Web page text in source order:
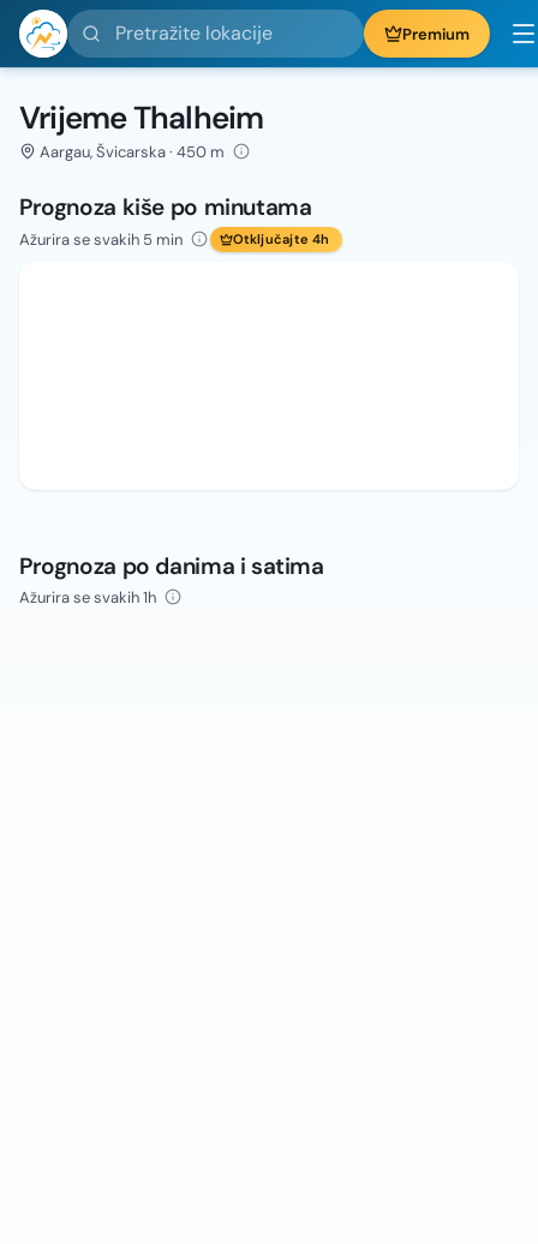
Pretražite lokacije Premium
Vrijeme Thalheim
Aargau, Švicarska · 450 m
Prognoza kiše po minutama
Ažurira se svakih 5 min Otključajte 4h
Prognoza po danima i satima
Ažurira se svakih 1h